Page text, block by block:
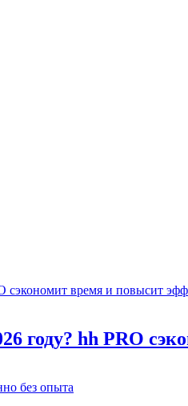
году? hh PRO